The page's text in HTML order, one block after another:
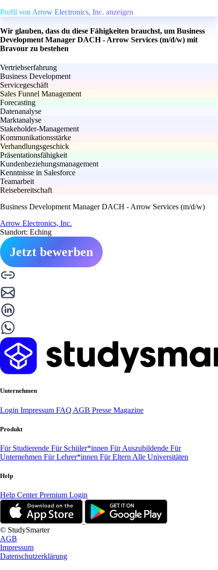
Profil von Arrow Electronics, Inc. anzeigen
Wir glauben, dass du diese Fähigkeiten brauchst, um Business
Development Manager DACH - Arrow Services (m/d/w) mit
Bravour zu bestehen
Vertriebserfahrung
Business Development
Servicegeschäft
Sales Funnel Management
Forecasting
Datenanalyse
Marktanalyse
Stakeholder-Management
Kommunikationsstärke
Verhandlungsgeschick
Präsentationsfähigkeit
Kundenbeziehungsmanagement
Kenntnisse in Salesforce
Teamarbeit
Reisebereitschaft
Business Development Manager DACH - Arrow Services (m/d/w)
Arrow Electronics, Inc.
Standort: Eching
Jetzt bewerben
Unternehmen
Login Impressum FAQ AGB Presse Magazine
Produkt
Für Studierende Für Schüler*innen Für Auszubildende Für
Unternehmen Für Lehrer*innen Für Eltern Alle Universitäten
Help
Help CenterPremium Login
© StudySmarter
AGB
Impressum
Datenschutzerklärung